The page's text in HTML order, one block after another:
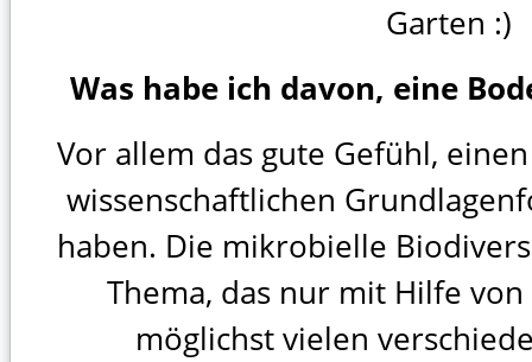
Garten :)
Was habe ich davon, eine
Vor allem das gute Gefühl,
wissenschaftlichen
haben. Die mikrobielle
Thema, das nur mit Hilfe
möglichst vielen